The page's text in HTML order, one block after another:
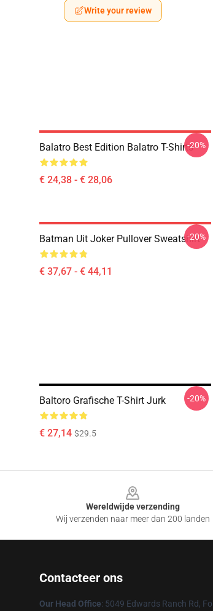
Write your review
Balatro Best Edition Balatro T-Shirts
€ 24,38 - € 28,06
-20%
Batman Uit Joker Pullover Sweatshirt
€ 37,67 - € 44,11
-20%
Baltoro Grafische T-Shirt Jurk
€ 27,14 $29.5
-20%
Wereldwijde verzending
Wij verzenden naar meer dan 200 landen
Contacteer ons
Our Head Office: 5049 Edwards Ranch Rd,